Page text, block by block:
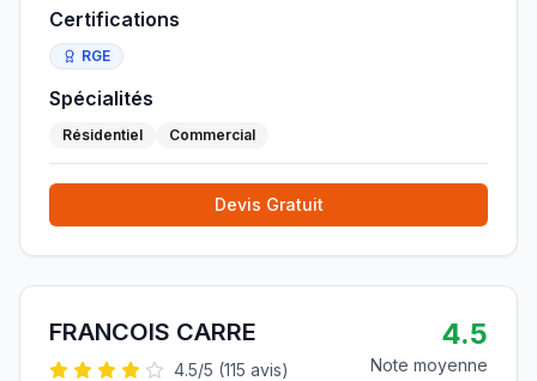
Certifications
RGE
Spécialités
Résidentiel Commercial
Devis Gratuit
FRANCOIS CARRE
4.5/5 (115 avis)
4.5
Note moyenne